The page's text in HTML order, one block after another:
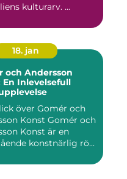
kulturarv. ...
18. jan
och Andersson
En Inlevelsefull
över Gomér och
Gomér och
Konst är en
konstnärlig rö...